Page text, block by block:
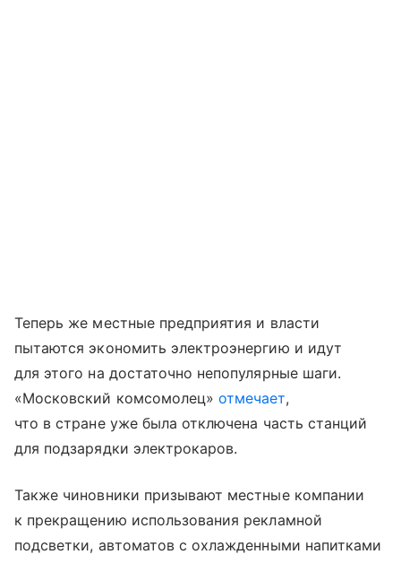
Теперь же местные предприятия и власти
пытаются экономить электроэнергию и идут
для этого на достаточно непопулярные шаги.
«Московский комсомолец»отмечает,
что в стране уже была отключена часть станций
для подзарядки электрокаров.
Также чиновники призывают местные компании
к прекращению использования рекламной
подсветки, автоматов с охлажденными напитками